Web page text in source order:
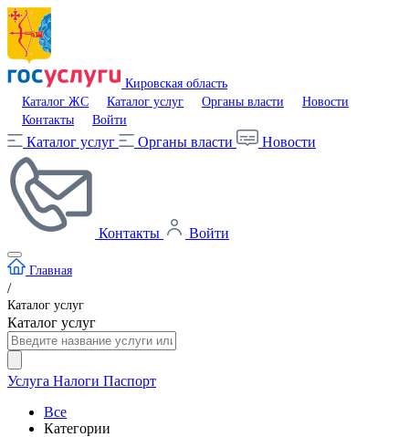
Кировская область
Каталог ЖС
Каталог услуг Органы власти
Новости
Контакты
Войти
Каталог услуг Органы власти Новости
Контакты Войти
Главная
/
Каталог услуг
Каталог услуг
Услуга Налоги Паспорт
Все
Категории